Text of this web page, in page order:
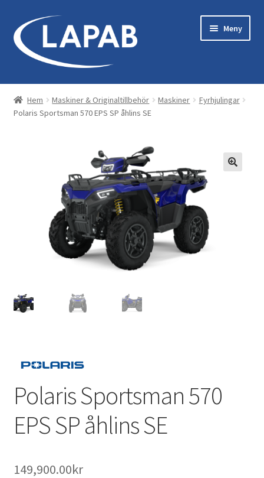
Hoppa
till
navigering
Hoppa
till
innehåll
Meny
Bastu & Bad
Maskiner & Originaltillbehör
Tillbehör
Kontakta oss
Hem Maskiner & Originaltillbehör Maskiner
Fyrhjulingar
Polaris Sportsman 570 EPS SP åhlins SE
Polaris Sportsman 570
EPS SP åhlins SE
149,900.00kr